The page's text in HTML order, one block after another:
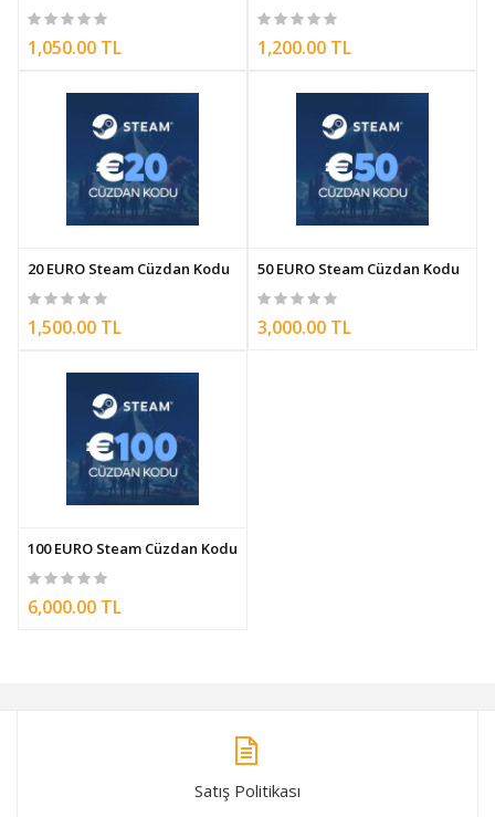
1,050.00 TL 1,200.00 TL
20 EURO Steam Cüzdan Kodu
1,500.00 TL
50 EURO Steam Cüzdan Kodu
3,000.00 TL
100 EURO Steam Cüzdan Kodu
6,000.00 TL
Satış Politikası